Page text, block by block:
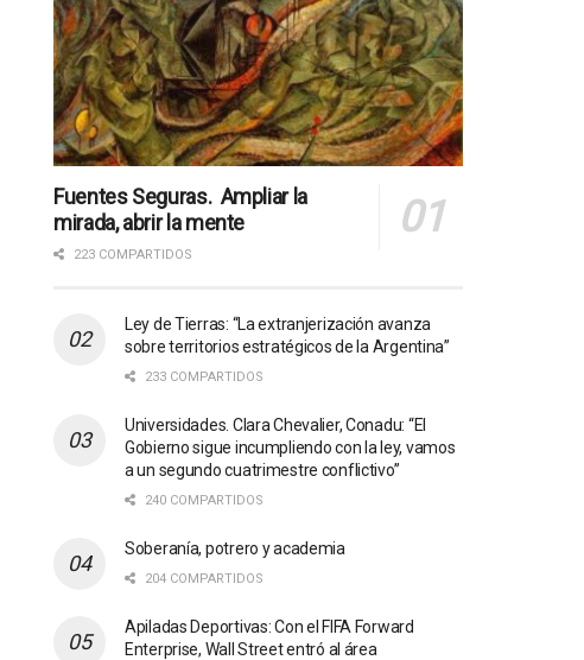
Fuentes Seguras. Ampliar la
mirada, abrir la mente
223 COMPARTIDOS
Ley de Tierras: “La extranjerización avanza
sobre territorios estratégicos de la Argentina”
233 COMPARTIDOS
Universidades. Clara Chevalier, Conadu: “El
Gobierno sigue incumpliendo con la ley, vamos
a un segundo cuatrimestre conflictivo”
240 COMPARTIDOS
Soberanía, potrero y academia
204 COMPARTIDOS
Apiladas Deportivas: Con el FIFA Forward
Enterprise, Wall Street entró al área